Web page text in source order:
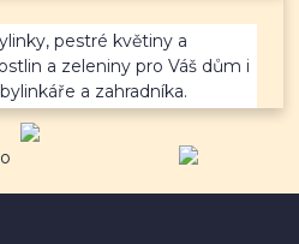
pestré květiny a
a zeleniny pro Váš dům i
a zahradníka.